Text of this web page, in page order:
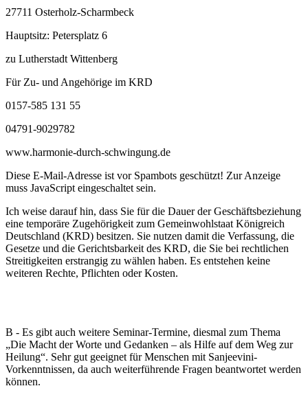
27711 Osterholz-Scharmbeck
Hauptsitz: Petersplatz 6
zu Lutherstadt Wittenberg
Für Zu- und Angehörige im KRD
0157-585 131 55
04791-9029782
www.harmonie-durch-schwingung.de
Diese E-Mail-Adresse ist vor Spambots geschützt! Zur Anzeige
muss JavaScript eingeschaltet sein.
Ich weise darauf hin, dass Sie für die Dauer der Geschäftsbeziehung
eine temporäre Zugehörigkeit zum Gemeinwohlstaat Königreich
Deutschland (KRD) besitzen. Sie nutzen damit die Verfassung, die
Gesetze und die Gerichtsbarkeit des KRD, die Sie bei rechtlichen
Streitigkeiten erstrangig zu wählen haben. Es entstehen keine
weiteren Rechte, Pflichten oder Kosten.
B - Es gibt auch weitere Seminar-Termine, diesmal zum Thema
„Die Macht der Worte und Gedanken – als Hilfe auf dem Weg zur
Heilung“. Sehr gut geeignet für Menschen mit Sanjeevini-
Vorkenntnissen, da auch weiterführende Fragen beantwortet werden
können.